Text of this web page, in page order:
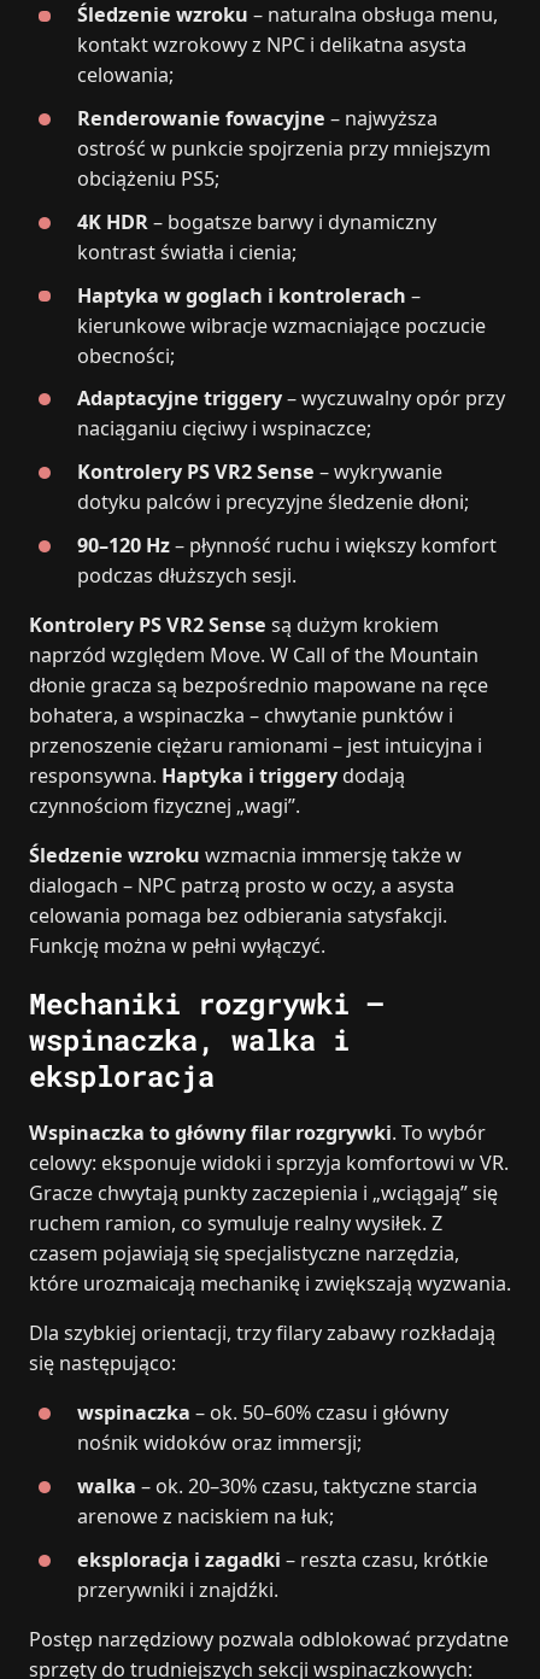
Śledzenie wzroku – naturalna obsługa menu,
kontakt wzrokowy z NPC i delikatna asysta
celowania;
Renderowanie fowacyjne – najwyższa
ostrość w punkcie spojrzenia przy mniejszym
obciążeniu PS5;
4K HDR– bogatsze barwy i dynamiczny
kontrast światła i cienia;
Haptyka w goglach i kontrolerach –
kierunkowe wibracje wzmacniające poczucie
obecności;
Adaptacyjne triggery– wyczuwalny opór przy
naciąganiu cięciwy i wspinaczce;
Kontrolery PS VR2 Sense – wykrywanie
dotyku palców i precyzyjne śledzenie dłoni;
90–120 Hz– płynność ruchu i większy komfort
podczas dłuższych sesji.
Kontrolery PS VR2 Sense są dużym krokiem
naprzód względem Move. W Call of the Mountain
dłonie gracza są bezpośrednio mapowane na ręce
bohatera, a wspinaczka – chwytanie punktów i
przenoszenie ciężaru ramionami – jest intuicyjna i
responsywna. Haptyka i triggery dodają
czynnościom fizycznej „wagi”.
Śledzenie wzroku wzmacnia immersję także w
dialogach – NPC patrzą prosto w oczy, a asysta
celowania pomaga bez odbierania satysfakcji.
Funkcję można w pełni wyłączyć.
Mechaniki rozgrywki –
wspinaczka, walka i
eksploracja
Wspinaczka to główny filar rozgrywki. To wybór
celowy: eksponuje widoki i sprzyja komfortowi w VR.
Gracze chwytają punkty zaczepienia i „wciągają” się
ruchem ramion, co symuluje realny wysiłek. Z
czasem pojawiają się specjalistyczne narzędzia,
które urozmaicają mechanikę i zwiększają wyzwania.
Dla szybkiej orientacji, trzy filary zabawy rozkładają
się następująco:
wspinaczka – ok. 50–60% czasu i główny
nośnik widoków oraz immersji;
walka – ok. 20–30% czasu, taktyczne starcia
arenowe z naciskiem na łuk;
eksploracja i zagadki – reszta czasu, krótkie
przerywniki i znajdźki.
Postęp narzędziowy pozwala odblokować przydatne
sprzęty do trudniejszych sekcji wspinaczkowych: